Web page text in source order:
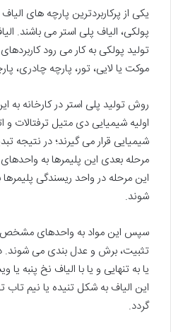
یکی از پرکاربردترین پارچه های
پولکی، الیاف پلی استر می باشند.
تولید پولکی به کار می رود
موکت یا لایی، تور، پارچه چادری،
روش تولید پلی استر در کارخانه به
اولیه شیمیایی دی متیل ترفتالات و
شیمیایی قرار می گیرند؛ در نتیجه
مرحله بعدی این پلیمرها به
این مرحله در واحد ریسندگی
شوند.
سپس این مواد به واحدهای
تثبیت، برش و عدل بندی می شوند.
یا به تنهایی و یا با الیاف نخ
این الیاف به شکل تنیده یا نیم تاب
گردد.